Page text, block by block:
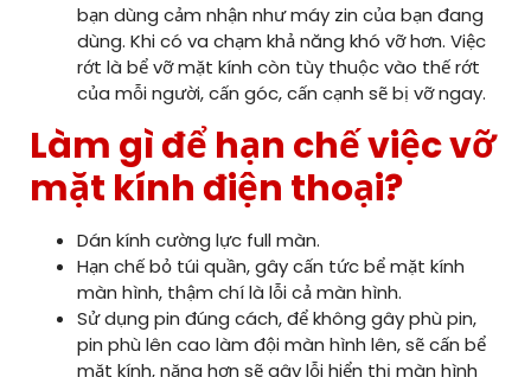
bạn dùng cảm nhận như máy zin của bạn đang
dùng. Khi có va chạm khả năng khó vỡ hơn. Việc
rớt là bể vỡ mặt kính còn tùy thuộc vào thế rớt
của mỗi người, cấn góc, cấn cạnh sẽ bị vỡ ngay.
Làm gì để hạn chế việc vỡ
mặt kính điện thoại?
Dán kính cường lực full màn.
Hạn chế bỏ túi quần, gây cấn tức bể mặt kính
màn hình, thậm chí là lỗi cả màn hình.
Sử dụng pin đúng cách, để không gây phù pin,
pin phù lên cao làm đội màn hình lên, sẽ cấn bể
mặt kính, nặng hơn sẽ gây lỗi hiển thị màn hình